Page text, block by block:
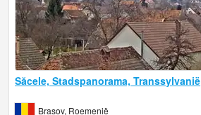
Săcele, Stadspanorama, Transsylvanië
Brasov, Roemenië